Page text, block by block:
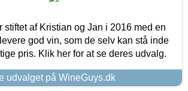
stiftet af Kristian og Jan i 2016 med en
god vin, som de selv kan stå inde
pris. Klik her for at se deres udvalg.
udvalget på WineGuys.dk